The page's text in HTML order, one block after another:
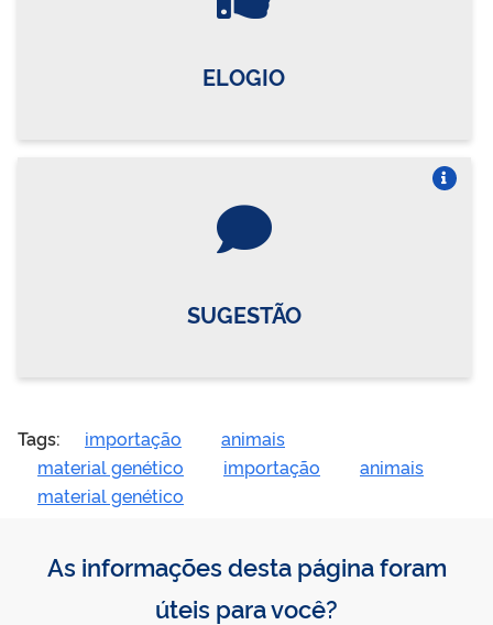
ELOGIO
SUGESTÃO
Tags: importação
animais
material genético
importação
animais
material genético
As informações desta página foram
úteis para você?